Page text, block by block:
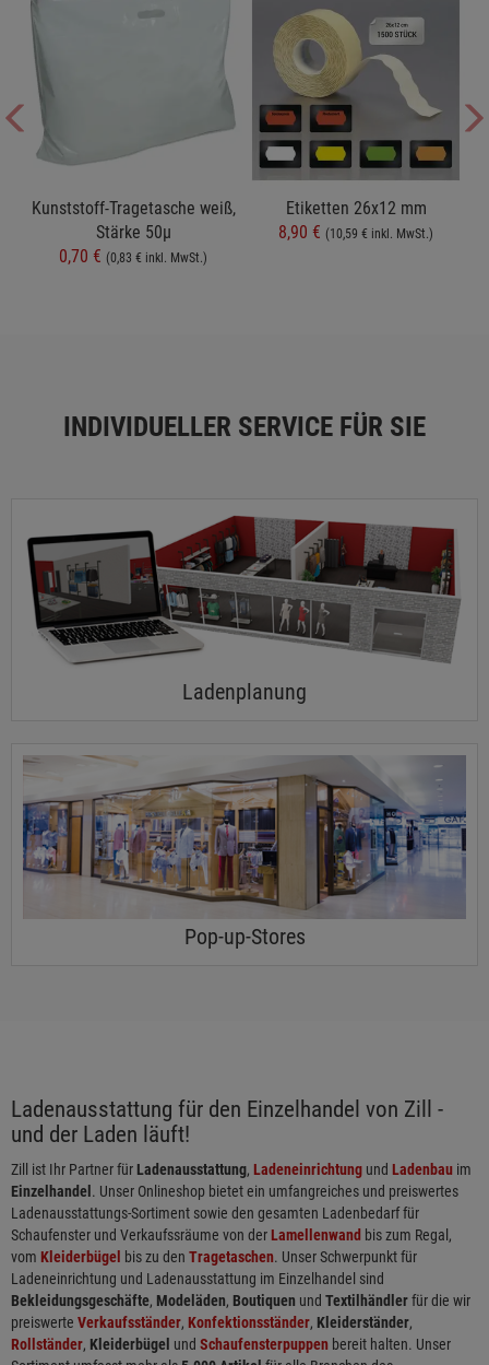
Kunststoff-Tragetasche weiß,
Stärke 50µ
0,70 € (0,83 € inkl. MwSt.)
Etiketten 26x12 mm
8,90 € (10,59 € inkl. MwSt.)
INDIVIDUELLER SERVICE FÜR SIE
Ladenplanung
Pop-up-Stores
Ladenausstattung für den Einzelhandel von Zill -
und der Laden läuft!
Zill ist Ihr Partner für Ladenausstattung, Ladeneinrichtung und Ladenbau im
Einzelhandel . Unser Onlineshop bietet ein umfangreiches und preiswertes
Ladenausstattungs-Sortiment sowie den gesamten Ladenbedarf für
Schaufenster und Verkaufssräume von derLamellenwand bis zum Regal,
vom Kleiderbügel bis zu den Tragetaschen. Unser Schwerpunkt für
Ladeneinrichtung und Ladenausstattung im Einzelhandel sind
Bekleidungsgeschäfte, Modeläden, Boutiquen und Textilhändlerfür die wir
preiswerte Verkaufsständer, Konfektionsständer, Kleiderständer,
Rollständer, Kleiderbügel und Schaufensterpuppen bereit halten. Unser